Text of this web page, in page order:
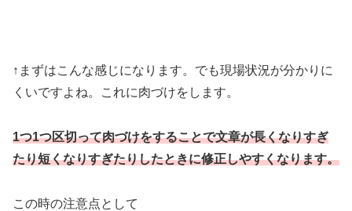
↑まずはこんな感じになります。でも現場状況が分かりに
くいですよね。これに肉づけをします。
1つ1つ区切って肉づけをすることで文章が長くなりすぎ
たり短くなりすぎたりしたときに修正しやすくなります。
この時の注意点として